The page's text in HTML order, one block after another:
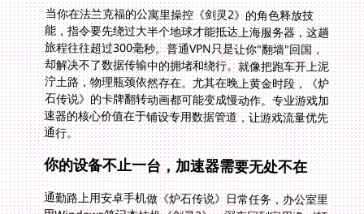
当你在法兰克福的公寓里操控《剑灵2》的角色释放技
能，指令要先绕过大半个地球才能抵达上海服务器，这趟
旅程往往超过300毫秒。普通VPN只是让你"翻墙"回国，
却解决不了数据传输中的拥堵和绕行。就像把跑车开上泥
泞土路，物理瓶颈依然存在。尤其在晚上黄金时段，《炉
石传说》的卡牌翻转动画都可能变成慢动作。专业游戏加
速器的核心价值在于铺设专用数据管道，让游戏流量优先
通行。
你的设备不止一台，加速器需要无处不在
通勤路上用安卓手机做《炉石传说》日常任务，办公室里
用Windows笔记本挂机《剑灵2》，深夜回到家用iPad打
两局《王国保卫战4》——这才是海外玩家的真实场景。
若每个设备都需要独立购买加速服务，成本和管理都成了
噩梦。真正实用的加速器必须具备全平台覆盖能力，无论
Windows、macOS构建的主机战场，还是Android、
iOS移动端的碎片时间，都能提供一致的低延迟体验。更
关键的是一账号多端并发支持，让你在纽约用手机刷副本